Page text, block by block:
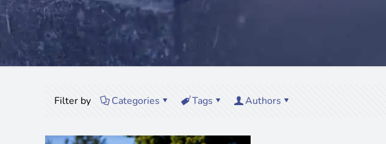
Filter by Categories Tags Authors